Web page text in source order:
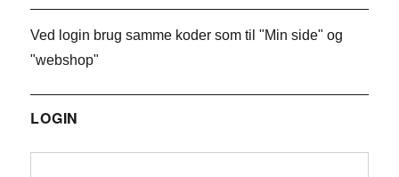
Ved login brug samme koder som til "Min side" og
"webshop"
LOGIN